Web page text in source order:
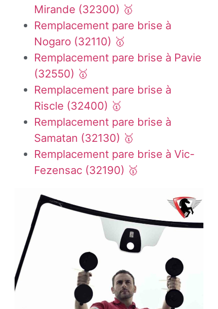
Mirande (32300) 🥇
Remplacement pare brise à
Nogaro (32110) 🥇
Remplacement pare brise à Pavie
(32550) 🥇
Remplacement pare brise à
Riscle (32400) 🥇
Remplacement pare brise à
Samatan (32130) 🥇
Remplacement pare brise à Vic-
Fezensac (32190) 🥇